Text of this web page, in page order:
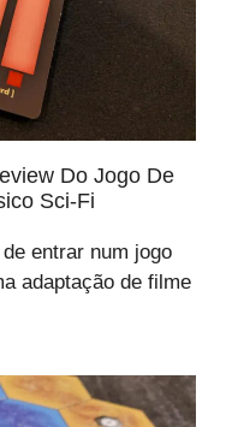
Do Jogo De
Sci-Fi
entrar num jogo
adaptação de filme